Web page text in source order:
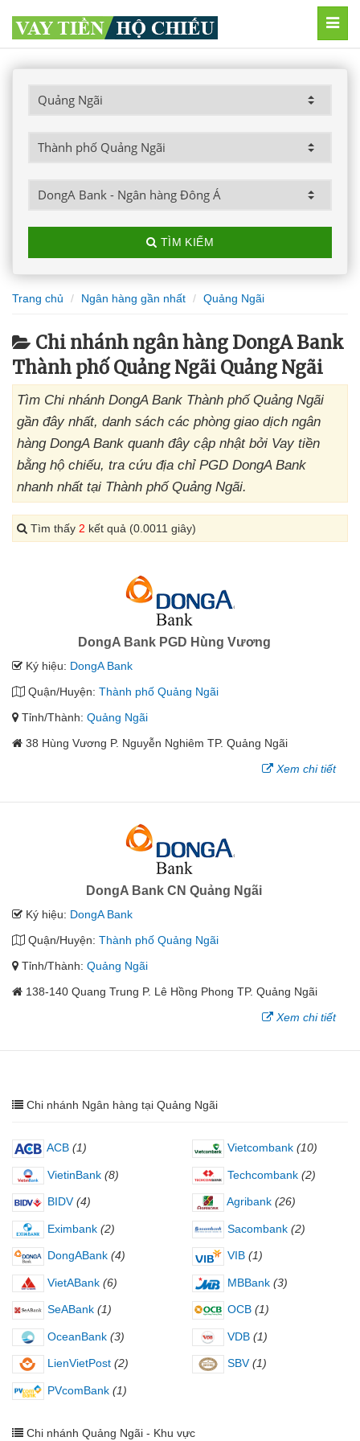
TÌM KIẾM
Trang chủ Ngân hàng gần nhất Quảng Ngãi
Chi nhánh ngân hàng DongA Bank
Thành phố Quảng Ngãi Quảng Ngãi
Tìm Chi nhánh DongA Bank Thành phố Quảng Ngãi
gần đây nhất, danh sách các phòng giao dịch ngân
hàng DongA Bank quanh đây cập nhật bởi Vay tiền
bằng hộ chiếu, tra cứu địa chỉ PGD DongA Bank
nhanh nhất tại Thành phố Quảng Ngãi.
Tìm thấy 2 kết quả (0.0011 giây)
DongA Bank PGD Hùng Vương
Ký hiệu: DongA Bank
Quận/Huyện: Thành phố Quảng Ngãi
Tỉnh/Thành: Quảng Ngãi
38 Hùng Vương P. Nguyễn Nghiêm TP. Quảng Ngãi
Xem chi tiết
DongA Bank CN Quảng Ngãi
Ký hiệu: DongA Bank
Quận/Huyện: Thành phố Quảng Ngãi
Tỉnh/Thành: Quảng Ngãi
138-140 Quang Trung P. Lê Hồng Phong TP. Quảng Ngãi
Xem chi tiết
Chi nhánh Ngân hàng tại Quảng Ngãi
ACB (1) Vietcombank (10)
VietinBank (8) Techcombank (2)
BIDV (4) Agribank (26)
Eximbank (2) Sacombank (2)
DongABank (4) VIB (1)
VietABank (6) MBBank (3)
SeABank (1) OCB (1)
OceanBank (3) VDB (1)
LienVietPost (2) SBV (1)
PVcomBank (1)
Chi nhánh Quảng Ngãi - Khu vực